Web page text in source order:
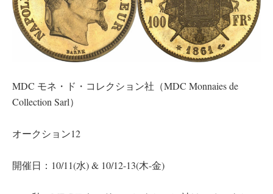
MDC モネ・ド・コレクション社（MDC Monnaies de
Collection Sarl）
オークション12
開催日：10/11(水) & 10/12-13(木-金)